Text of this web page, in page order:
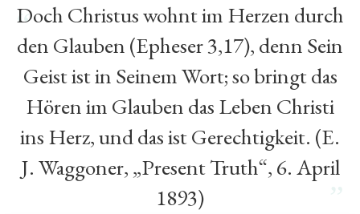
“
Doch Christus wohnt im Herzen durch
den Glauben (Epheser 3,17), denn Sein
Geist ist in Seinem Wort; so bringt das
Hören im Glauben das Leben Christi
ins Herz, und das ist Gerechtigkeit. (E.
J. Waggoner, „Present Truth“, 6. April
1893)